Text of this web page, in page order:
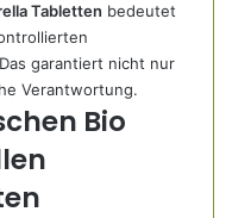
Tabletten bedeutet
garantiert nicht nur
Verantwortung.
Bio